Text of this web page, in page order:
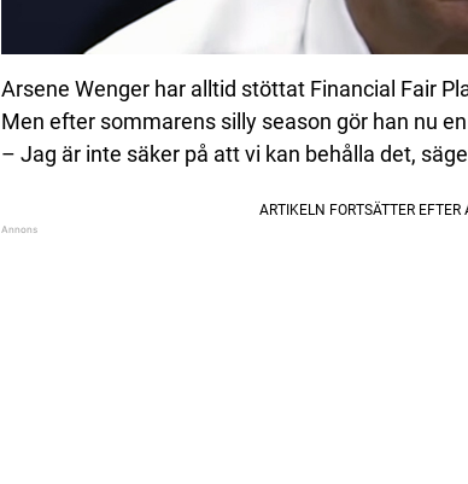
Arsene Wenger har alltid stöttat Financial Fair
Men efter sommarens silly season gör han nu
– Jag är inte säker på att vi kan behålla det,